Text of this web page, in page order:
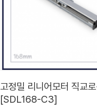
고정밀 리니어모터 직교
[SDL168-C3]